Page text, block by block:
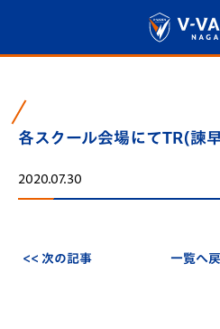
各スクール会場にてTR(諫
2020.07.30
<< 次の記事 一覧へ